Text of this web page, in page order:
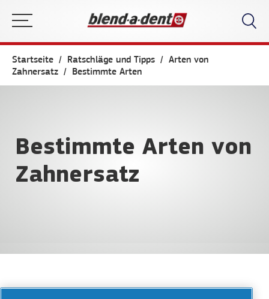
Startseite Ratschläge und Tipps
Arten von
Zahnersatz
Bestimmte Arten
Bestimmte Arten von
Zahnersatz